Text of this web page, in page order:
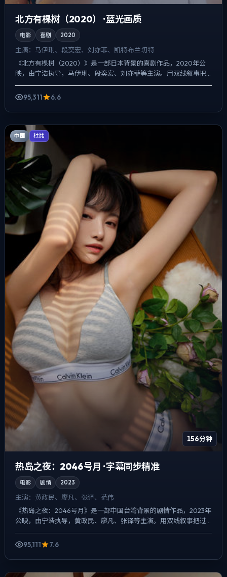
北方有棵树（2020） · 蓝光画质
电影 喜剧 2020
主演： 马伊琍、段奕宏、刘亦菲、凯特·布兰切特
《北方有棵树（2020）》是一部日本背景的喜剧作品，2020年公
映，由宁浩执导，马伊琍、段奕宏、刘亦菲等主演。用双线叙事把
95,311
6.6
中国 杜比
156分钟
热岛之夜：2046号月 · 字幕同步精准
电影 剧情 2023
主演： 黄政民、廖凡、张译、范伟
《热岛之夜：2046号月》是一部中国台湾背景的剧情作品，2023年
公映，由宁浩执导，黄政民、廖凡、张译等主演。用双线叙事把过
去与现在拧成一股绳，一场意外成为切口，牵出家庭、职场...
95,111
7.6